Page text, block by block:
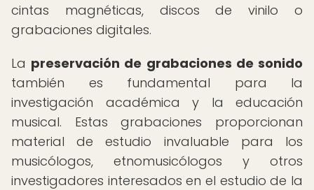
cintas magnéticas, discos de vinilo o
grabaciones digitales.
La preservación de grabaciones de sonido
también es fundamental para la
investigación académica y la educación
musical. Estas grabaciones proporcionan
material de estudio invaluable para los
musicólogos, etnomusicólogos y otros
investigadores interesados en el estudio de la